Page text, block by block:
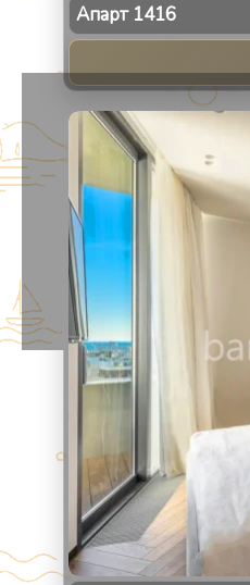
Апарт 1416